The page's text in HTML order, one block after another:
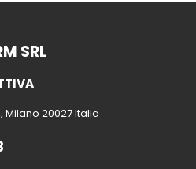
SRL
20027 Italia